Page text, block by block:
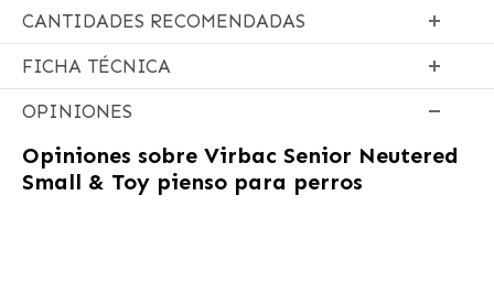
CANTIDADES RECOMENDADAS
FICHA TÉCNICA
OPINIONES
Opiniones sobre Virbac Senior Neutered
Small & Toy pienso para perros